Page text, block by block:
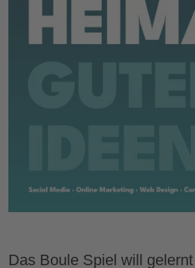
Das Boule Spiel will